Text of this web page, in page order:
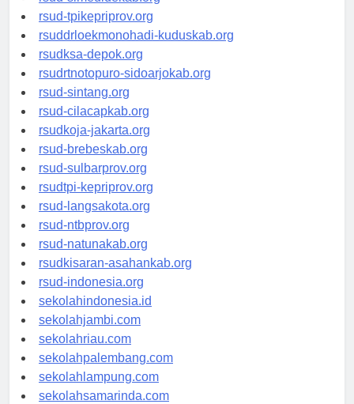
rsud-simeuluekab.org
rsud-tpikepriprov.org
rsuddrloekmonohadi-kuduskab.org
rsudksa-depok.org
rsudrtnotopuro-sidoarjokab.org
rsud-sintang.org
rsud-cilacapkab.org
rsudkoja-jakarta.org
rsud-brebeskab.org
rsud-sulbarprov.org
rsudtpi-kepriprov.org
rsud-langsakota.org
rsud-ntbprov.org
rsud-natunakab.org
rsudkisaran-asahankab.org
rsud-indonesia.org
sekolahindonesia.id
sekolahjambi.com
sekolahriau.com
sekolahpalembang.com
sekolahlampung.com